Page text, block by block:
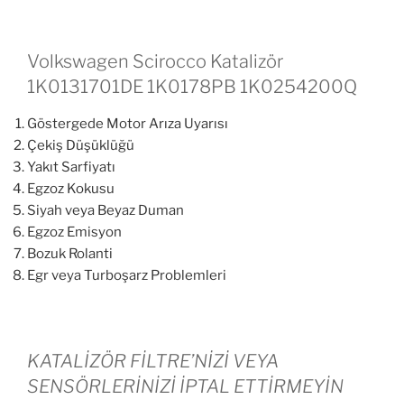
Volkswagen Scirocco Katalizör
1K0131701DE 1K0178PB 1K0254200Q
Göstergede Motor Arıza Uyarısı
Çekiş Düşüklüğü
Yakıt Sarfiyatı
Egzoz Kokusu
Siyah veya Beyaz Duman
Egzoz Emisyon
Bozuk Rolanti
Egr veya Turboşarz Problemleri
KATALİZÖR FİLTRE’NİZİ VEYA
SENSÖRLERİNİZİ İPTAL ETTİRMEYİN